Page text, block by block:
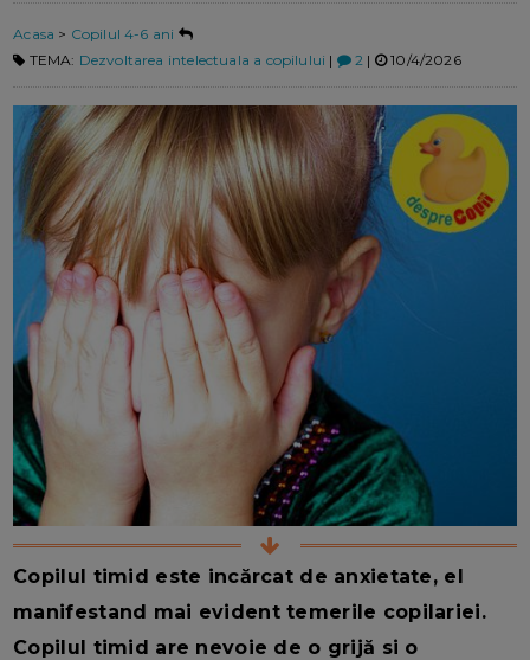
Acasa > Copilul 4-6 ani
TEMA: Dezvoltarea intelectuala a copilului | 2 | 10/4/2026
Copilul timid este incărcat de anxietate, el
manifestand mai evident temerile copilariei.
Copilul timid are nevoie de o grijă si o